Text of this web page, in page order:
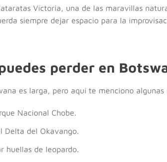
Victoria, una de las maravillas
siempre dejar espacio para la
perder en
es larga, pero aquí te menciono algunas
Nacional Chobe.
Delta del Okavango.
huellas de leopardo.